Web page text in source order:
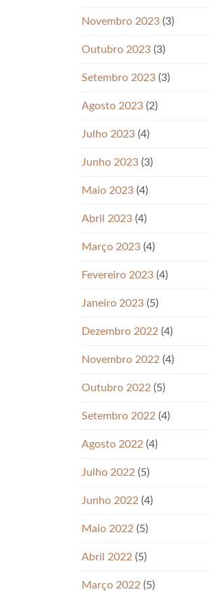
Novembro 2023 (3)
Outubro 2023 (3)
Setembro 2023 (3)
Agosto 2023 (2)
Julho 2023 (4)
Junho 2023 (3)
Maio 2023 (4)
Abril 2023 (4)
Março 2023 (4)
Fevereiro 2023 (4)
Janeiro 2023 (5)
Dezembro 2022 (4)
Novembro 2022 (4)
Outubro 2022 (5)
Setembro 2022 (4)
Agosto 2022 (4)
Julho 2022 (5)
Junho 2022 (4)
Maio 2022 (5)
Abril 2022 (5)
Março 2022 (5)